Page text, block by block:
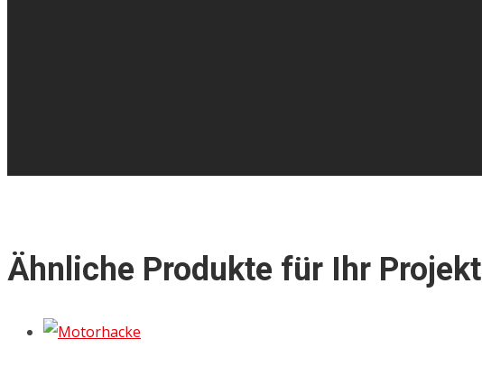
Ähnliche Produkte für Ihr Projekt